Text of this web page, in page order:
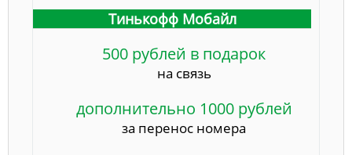
Тинькофф Мобайл
500 рублей в подарок
на связь
дополнительно 1000 рублей
за перенос номера